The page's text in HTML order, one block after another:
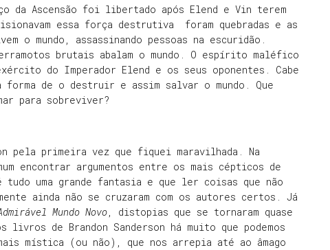
da Ascensão foi libertado após Elend e Vin terem
essa força destrutiva foram quebradas e as
o mundo, assassinando pessoas na escuridão.
brutais abalam o mundo. O espírito maléfico
do Imperador Elend e os seus oponentes. Cabe
forma de o destruir e assim salvar o mundo. Que
para sobreviver?
pela primeira vez que fiquei maravilhada. Na
encontrar argumentos entre os mais cépticos de
uma grande fantasia e que ler coisas que não
ainda não se cruzaram com os autores certos. Já
Mundo Novo, distopias que se tornaram quase
livros de Brandon Sanderson há muito que podemos
mística (ou não), que nos arrepia até ao âmago